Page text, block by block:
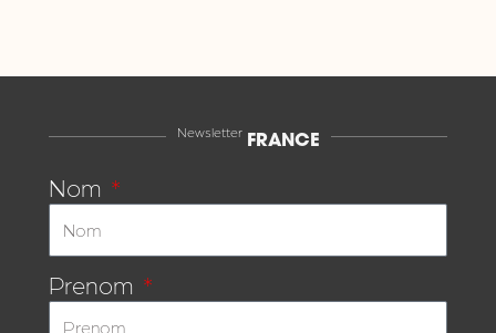
Newsletter
FRANCE
Nom
Prenom